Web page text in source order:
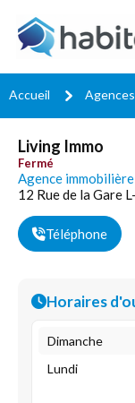
Accueil
Living Immo
Fermé
Agence immobilière
12 Rue de la Gare
Téléphone
Horaires
Dimanche
Lundi